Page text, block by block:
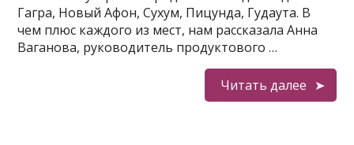
Гагра, Новый Афон, Сухум, Пицунда, Гудаута. В
чем плюс каждого из мест, нам рассказала Анна
Ваганова, руководитель продуктового …
Читать далее